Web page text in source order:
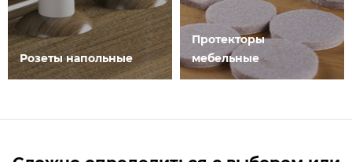
Розеты напольные
Протекторы
мебельные